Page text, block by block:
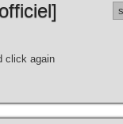
click again